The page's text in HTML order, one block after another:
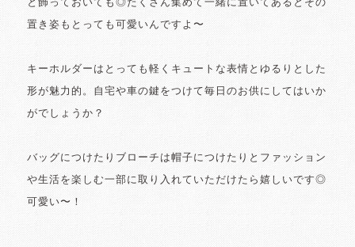
と飾っておいても◎たくさん集めて一緒に置いてあるとその
置き姿もとっても可愛いんですよ〜
キーホルダーはとっても軽くキュートな表情とゆるりとした
形が魅力的。自宅や車の鍵をつけて毎日のお供にしてはいか
がでしょうか？
バッグにつけたりブローチは帽子につけたりとファッション
や生活を楽しむ一部に取り入れていただけたら嬉しいです◎
可愛い〜！